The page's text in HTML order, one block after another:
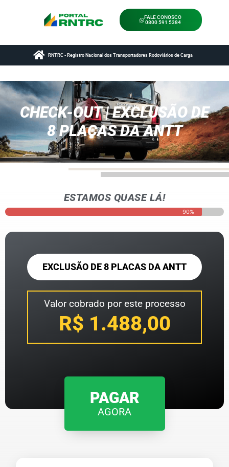
FALE CONOSCO
0800 591 5384
RNTRC - Registro Nacional dos Transportadores Rodoviários de Carga
CHECK-OUT | EXCLUSÃO DE
8 PLACAS DA ANTT
ESTAMOS QUASE LÁ!
90%
EXCLUSÃO DE 8 PLACAS DA ANTT
Valor cobrado por este processo
R$ 1.488,00
PAGAR
AGORA